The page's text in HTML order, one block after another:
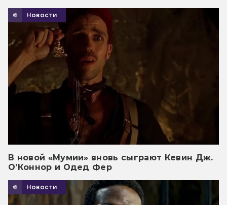
Новости
В новой «Мумии» вновь сыграют Кевин Дж.
О’Коннор и Одед Фер
Новости